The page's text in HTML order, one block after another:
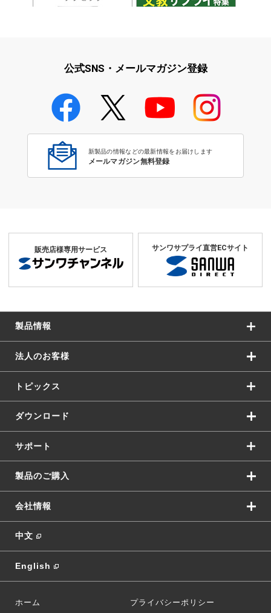
学校教育のICT環境整備特集
公式SNS・メールマガジン登録
新製品の情報などの最新情報をお届けします
メールマガジン無料登録
販売店様専用サービス サンワサプライ直営ECサイト
製品情報
法人のお客様
トピックス
ダウンロード
サポート
製品のご購入
会社情報
中文
English
ホーム プライバシーポリシー